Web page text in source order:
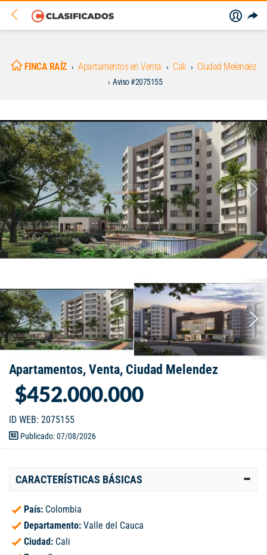
FINCA RAÍZ Apartamentos en Venta Cali Ciudad Melendez
Aviso #2075155
Apartamentos, Venta, Ciudad Melendez
$452.000.000
ID WEB: 2075155
Publicado: 07/08/2026
CARACTERÍSTICAS BÁSICAS
País: Colombia
Departamento: Valle del Cauca
Ciudad: Cali